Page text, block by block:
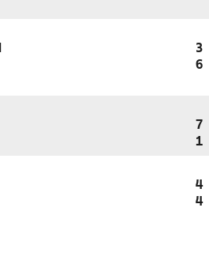
3
6
7
1
4
4